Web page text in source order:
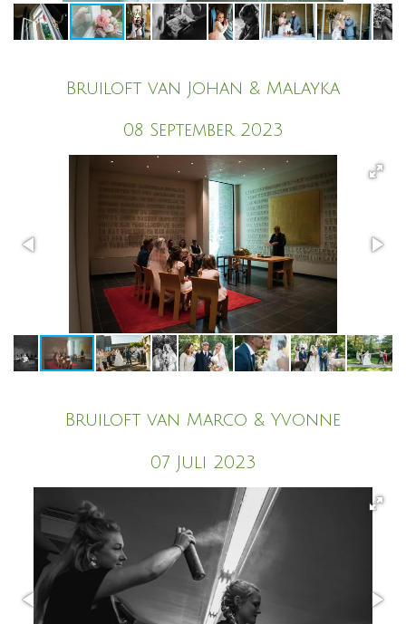
Bruiloft van Johan & Malayka
08 September 2023
Bruiloft van Marco & Yvonne
07 Juli 2023